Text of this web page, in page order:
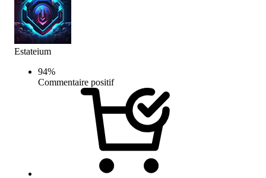
Estateium
94%
Commentaire positif